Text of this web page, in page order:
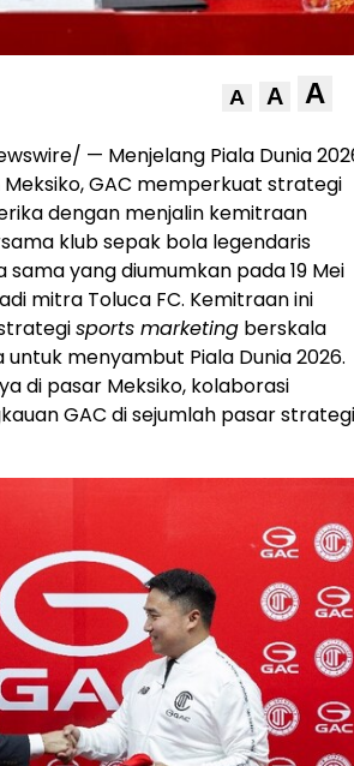
A A A
— Menjelang Piala Dunia
GAC memperkuat strategi
dengan menjalin kemitraan
klub sepak bola legendaris
sama yang diumumkan pada 19 Mei
mitra Toluca FC. Kemitraan ini
sports marketing berskala
menyambut Piala Dunia 2026.
di pasar Meksiko, kolaborasi
GAC di sejumlah pasar